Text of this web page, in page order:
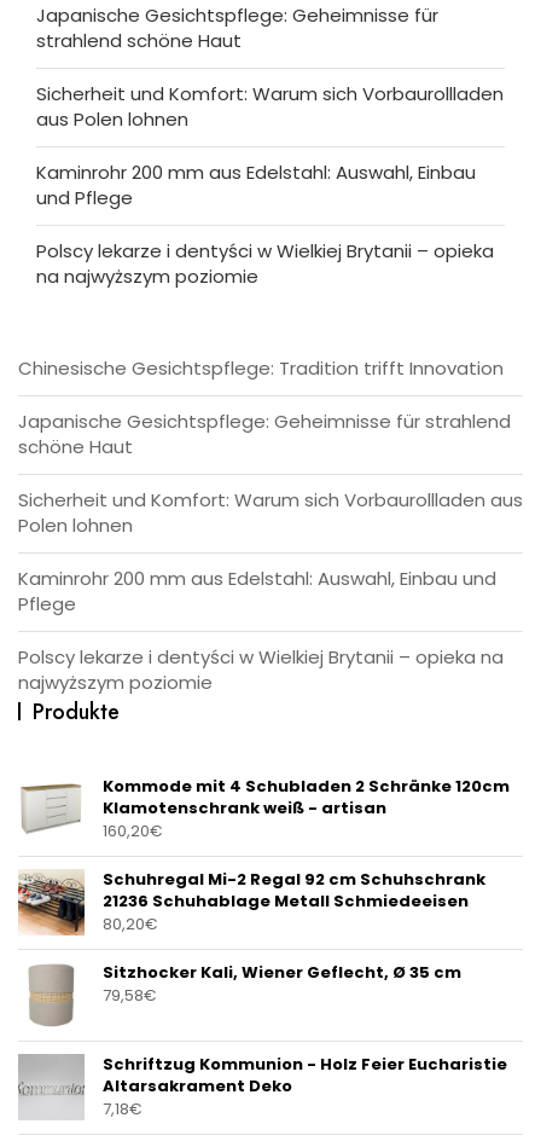
Japanische Gesichtspflege: Geheimnisse für
strahlend schöne Haut
Sicherheit und Komfort: Warum sich Vorbaurollladen
aus Polen lohnen
Kaminrohr 200 mm aus Edelstahl: Auswahl, Einbau
und Pflege
Polscy lekarze i dentyści w Wielkiej Brytanii – opieka
na najwyższym poziomie
Chinesische Gesichtspflege: Tradition trifft Innovation
Japanische Gesichtspflege: Geheimnisse für strahlend
schöne Haut
Sicherheit und Komfort: Warum sich Vorbaurollladen aus
Polen lohnen
Kaminrohr 200 mm aus Edelstahl: Auswahl, Einbau und
Pflege
Polscy lekarze i dentyści w Wielkiej Brytanii – opieka na
najwyższym poziomie
Produkte
Kommode mit 4 Schubladen 2 Schränke 120cm
Klamotenschrank weiß - artisan
160,20€
Schuhregal Mi-2 Regal 92 cm Schuhschrank
21236 Schuhablage Metall Schmiedeeisen
80,20€
Sitzhocker Kali, Wiener Geflecht, Ø 35 cm
79,58€
Schriftzug Kommunion - Holz Feier Eucharistie
Altarsakrament Deko
7,18€